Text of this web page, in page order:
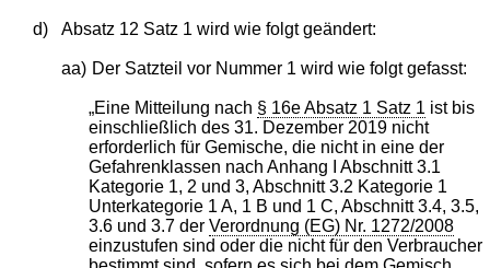
d) Absatz 12 Satz 1 wird wie folgt geändert:
aa) Der Satzteil vor Nummer 1 wird wie folgt gefasst:
„Eine Mitteilung nach § 16e Absatz 1 Satz 1 ist bis
einschließlich des 31. Dezember 2019 nicht
erforderlich für Gemische, die nicht in eine der
Gefahrenklassen nach Anhang I Abschnitt 3.1
Kategorie 1, 2 und 3, Abschnitt 3.2 Kategorie 1
Unterkategorie 1 A, 1 B und 1 C, Abschnitt 3.4, 3.5,
3.6 und 3.7 derVerordnung (EG) Nr. 1272/2008
einzustufen sind oder die nicht für den Verbraucher